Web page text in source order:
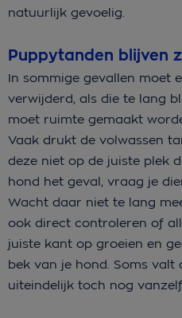
natuurlijk gevoelig.
Puppytanden blijven
In sommige gevallen moet
verwijderd, als die te lang
moet ruimte gemaakt
Vaak drukt de volwassen
deze niet op de juiste plek
hond het geval, vraag je
Wacht daar niet te lang
ook direct controleren of
juiste kant op groeien en
bek van je hond. Soms valt
uiteindelijk toch nog